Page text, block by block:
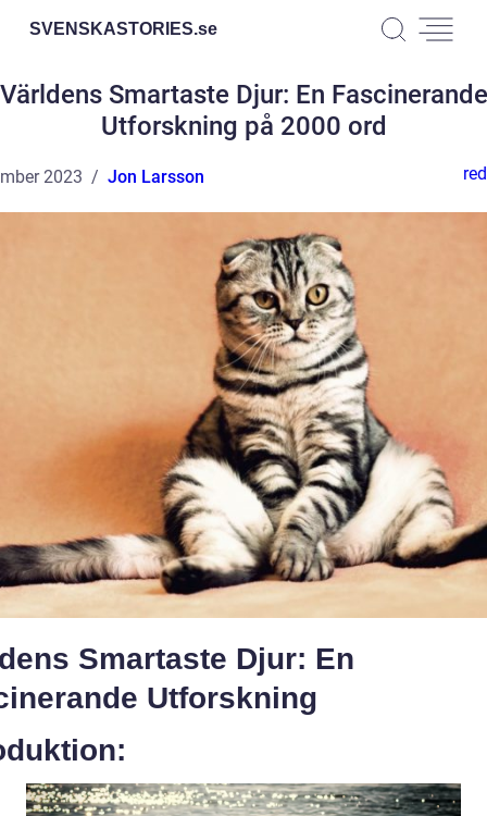
SVENSKASTORIES.se
Världens Smartaste Djur: En Fascinerande
Utforskning på 2000 ord
2023 Jon Larsson
Smartaste Djur: En
Utforskning